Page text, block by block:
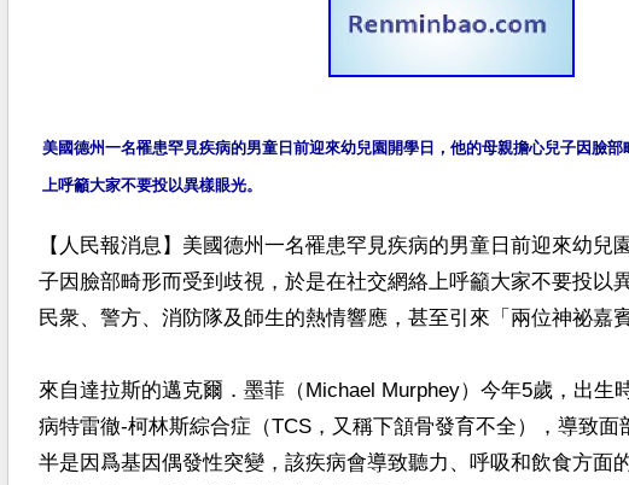
美國德州一名罹患罕見疾病的男童日前迎來幼兒園開學日，他的母親擔心兒子因臉
【人民報消息】美國德州一名罹患罕見疾病的男童日前迎來幼兒
子因臉部畸形而受到歧視，於是在社交網絡上呼籲大家不要投以
民衆、警方、消防隊及師生的熱情響應，甚至引來「兩位神祕嘉
來自達拉斯的邁克爾．墨菲（Michael Murphey）今年5歲，出生
病特雷徹-柯林斯綜合症（TCS，又稱下頷骨發育不全），導致面
半是因爲基因偶發性突變，該疾病會導致聽力、呼吸和飲食方面